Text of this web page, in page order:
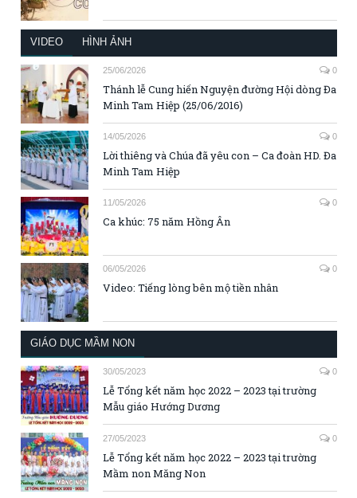
VIDEO HÌNH ẢNH
25/06/2026 0
Thánh lễ Cung hiến Nguyện đường Hội dòng Đa
Minh Tam Hiệp (25/06/2016)
14/05/2026 0
Lời thiêng và Chúa đã yêu con – Ca đoàn HD. Đa
Minh Tam Hiệp
11/05/2026 0
Ca khúc: 75 năm Hồng Ân
06/05/2026 0
Video: Tiếng lòng bên mộ tiền nhân
GIÁO DỤC MẦM NON
30/05/2023 0
Lễ Tổng kết năm học 2022 – 2023 tại trường
Mẫu giáo Hướng Dương
27/05/2023 0
Lễ Tổng kết năm học 2022 – 2023 tại trường
Mầm non Măng Non